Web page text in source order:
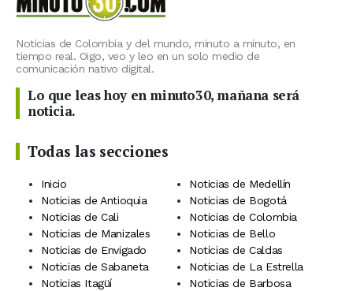
Noticias de Colombia y del mundo, minuto a minuto, en
tiempo real. Oigo, veo y leo en un solo medio de
comunicación nativo digital.
Lo que leas hoy en minuto30, mañana será
noticia.
Todas las secciones
Inicio
Noticias de Medellín
Noticias de Antioquia
Noticias de Bogotá
Noticias de Cali
Noticias de Colombia
Noticias de Manizales
Noticias de Bello
Noticias de Envigado
Noticias de Caldas
Noticias de Sabaneta
Noticias de La Estrella
Noticias Itagüí
Noticias de Barbosa